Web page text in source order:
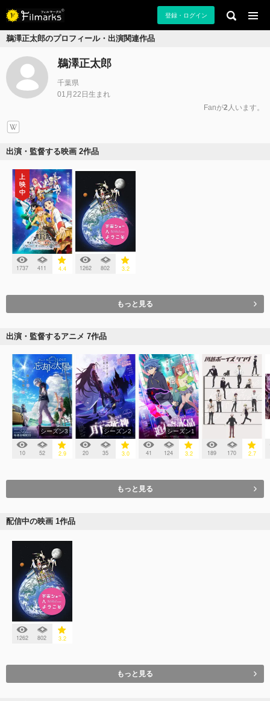
登録・ログイン
鵜澤正太郎のプロフィール・出演関連作品
鵜澤正太郎
千葉県
01月22日生まれ
Fanが2 人います。
出演・監督する映画 2作品
1737 411 4.4 1262 802 3.2
もっと見る
出演・監督するアニメ 7作品
シーズン3
10 52 2.9
シーズン2
20 35 3.0
シーズン1
41 124 3.2 189 170 2.7
もっと見る
配信中の映画 1作品
1262 802 3.2
もっと見る